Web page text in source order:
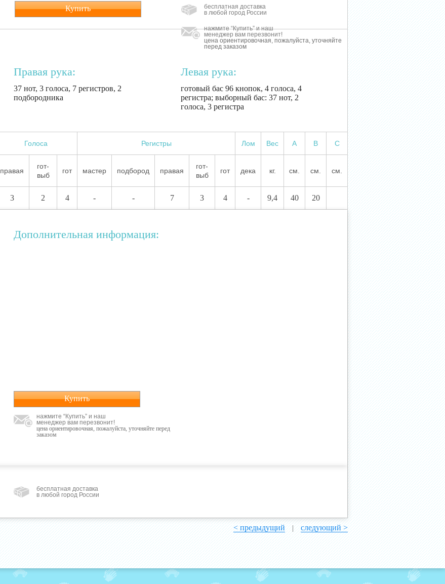
Купить
бесплатная доставка
в любой город России
нажмите “Купить” и наш
менеджер вам перезвонит!
цена ориентировочная, пожалуйста, уточняйте
перед заказом
Правая рука:
37 нот, 3 голоса, 7 регистров, 2
подбородника
Левая рука:
готовый бас 96 кнопок, 4 голоса, 4
регистра; выборный бас: 37 нот, 2
голоса, 3 регистра
Голоса Регистры Лом Вес А В С
правая
гот-
выб
гот мастер подбород правая
гот-
выб
гот дека кг. см. см. см.
3 2 4 - - 7 3 4 - 9,4 40 20
Дополнительная информация:
Купить
нажмите “Купить” и наш
менеджер вам перезвонит!
цена ориентировочная, пожалуйста, уточняйте перед
заказом
бесплатная доставка
в любой город России
< предыдущий | следующий >